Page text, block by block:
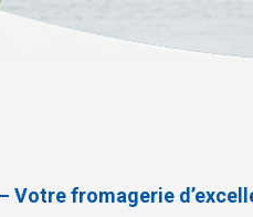
Votre fromagerie